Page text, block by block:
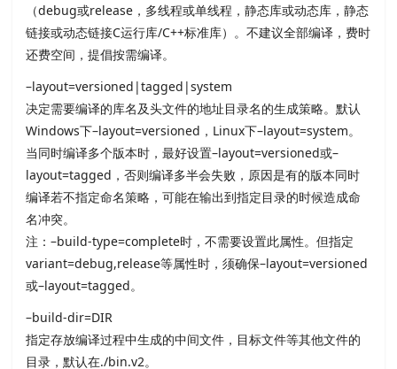
（debug或release，多线程或单线程，静态库或动态库，静态
链接或动态链接C运行库/C++标准库）。不建议全部编译，费时
还费空间，提倡按需编译。
–layout=versioned|tagged|system
决定需要编译的库名及头文件的地址目录名的生成策略。默认
Windows下–layout=versioned，Linux下–layout=system。
当同时编译多个版本时，最好设置–layout=versioned或–
layout=tagged，否则编译多半会失败，原因是有的版本同时
编译若不指定命名策略，可能在输出到指定目录的时候造成命
名冲突。
注：–build-type=complete时，不需要设置此属性。但指定
variant=debug,release等属性时，须确保–layout=versioned
或–layout=tagged。
–build-dir=DIR
指定存放编译过程中生成的中间文件，目标文件等其他文件的
目录，默认在./bin.v2。